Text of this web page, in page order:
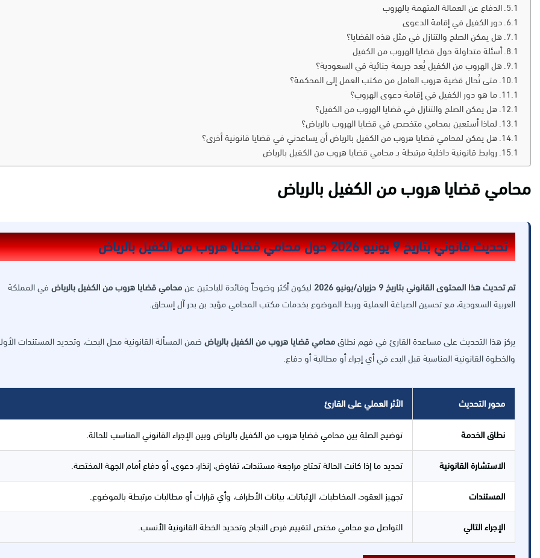
الدفاع عن العمالة المتهمة بالهروب
دور الكفيل في إقامة الدعوى
هل يمكن الصلح والتنازل في مثل هذه القضايا؟
أسئلة متداولة حول قضايا الهروب من الكفيل
هل الهروب من الكفيل يُعد جريمة جنائية في السعودية؟
متى تُحال قضية هروب العامل من مكتب العمل إلى المحكمة؟
ما هو دور الكفيل في إقامة دعوى الهروب؟
هل يمكن الصلح والتنازل في قضايا الهروب من الكفيل؟
لماذا أستعين بمحامي متخصص في قضايا الهروب بالرياض؟
هل يمكن لمحامي قضايا هروب من الكفيل بالرياض أن يساعدني في قضايا قانونية أخرى؟
روابط قانونية داخلية مرتبطة بـ محامي قضايا هروب من الكفيل بالرياض
محامي قضايا هروب من الكفيل بالرياض
تحديث قانوني بتاريخ 9 يونيو 2026 حول محامي قضايا هروب من الكفيل بالرياض
تم تحديث هذا المحتوى القانوني بتاريخ 9 حزيران/يونيو 2026 ليكون أكثر وضوحاً وفائدة للباحثين عنمحامي قضايا هروب من الكفيل بالرياض في المملكة
العربية السعودية، مع تحسين الصياغة العملية وربط الموضوع بخدمات مكتب المحامي مؤيد بن بدر آل إسحاق.
يركز هذا التحديث على مساعدة القارئ في فهم نطاقمحامي قضايا هروب من الكفيل بالرياض ضمن المسألة القانونية محل البحث، وتحديد المستندات
والخطوة القانونية المناسبة قبل البدء في أي إجراء أو مطالبة أو دفاع.
محور التحديث الأثر العملي على القارئ
نطاق الخدمة توضيح الصلة بين محامي قضايا هروب من الكفيل بالرياض وبين الإجراء القانوني المناسب للحالة.
الاستشارة القانونية تحديد ما إذا كانت الحالة تحتاج مراجعة مستندات، تفاوض، إنذار، دعوى، أو دفاع أمام الجهة المختصة.
المستندات تجهيز العقود، المخاطبات، الإثباتات، بيانات الأطراف، وأي قرارات أو مطالبات مرتبطة بالموضوع.
الإجراء التالي التواصل مع محامي مختص لتقييم فرص النجاح وتحديد الخطة القانونية الأنسب.